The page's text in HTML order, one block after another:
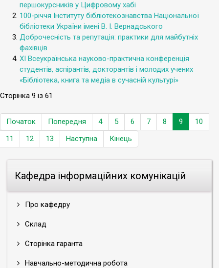
Кафедра інформаційних комунікацій
Про кафедру
Склад
Сторінка гаранта
Навчально-методична робота
першокурсників у Цифровому хабі
100-річчя Інституту бібліотекознавства Національної
бібліотеки України імені В. І. Вернадського
Доброчесність та репутація: практики для майбутніх
фахівців
ХІ Всеукраїнська науково-практична конференція
студентів, аспірантів, докторантів і молодих учених
«Бібліотека, книга та медіа в сучасній культурі»
Сторінка 9 із 61
Початок Попередня 4 5 6 7 8 9
10
11
12 13 Наступна Кінець